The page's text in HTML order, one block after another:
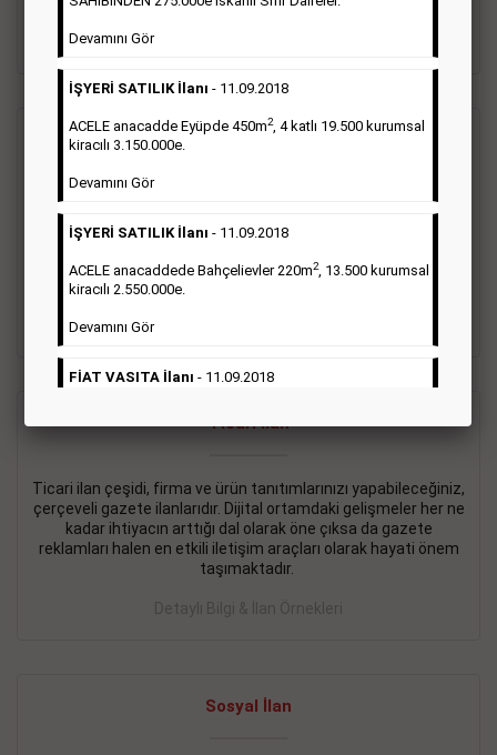
Detaylı Bilgi & İlan Örnekleri
Vasıta İlanı
Sarı sayfa ilanlar alım- satım, duyuru, mini reklam şeklinde
ifade edilebilen ilanlardır. Gazetelerin tirajını önemli ölçüde
etkilerler ve gazete gelirlerinin de önemli bir bölümünü
oluştururlar.Sabah sarı sayfa eleman ilanlarında 6 kelime
sayısı şartı aranmamaktadır.
Detaylı Bilgi & İlan Örnekleri
Ticari İlan
Ticari ilan çeşidi, firma ve ürün tanıtımlarınızı yapabileceğiniz,
çerçeveli gazete ilanlarıdır. Dijital ortamdaki gelişmeler her ne
kadar ihtiyacın arttığı dal olarak öne çıksa da gazete
reklamları halen en etkili iletişim araçları olarak hayati önem
taşımaktadır.
Detaylı Bilgi & İlan Örnekleri
Sosyal İlan
Devamını Gör
İŞYERİ SATILIK İlanı - 11.09.2018
ACELE anacadde Eyüpde 450m2, 4 katlı 19.500 kurumsal
kiracılı 3.150.000e.
Devamını Gör
İŞYERİ SATILIK İlanı - 11.09.2018
ACELE anacaddede Bahçelievler 220m2, 13.500 kurumsal
kiracılı 2.550.000e.
Devamını Gör
FİAT VASITA İlanı - 11.09.2018
2.800.000e kurumsal mağaza.
BAKIRKÖY SATILIK İlanı- 11.09.2018
KARTALTEPEde kelepir 2+ 1 satılık daire